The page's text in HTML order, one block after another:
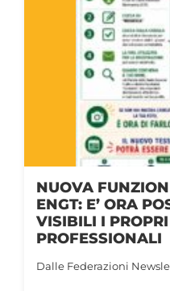
NUOVA
ENGT: E’ ORA
VISIBILI I
PROFESSIONALI
Dalle Federazioni